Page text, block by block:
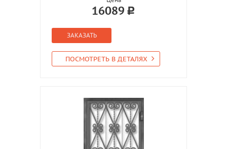
16089
ЗАКАЗАТЬ
ПОСМОТРЕТЬ В ДЕТАЛЯХ